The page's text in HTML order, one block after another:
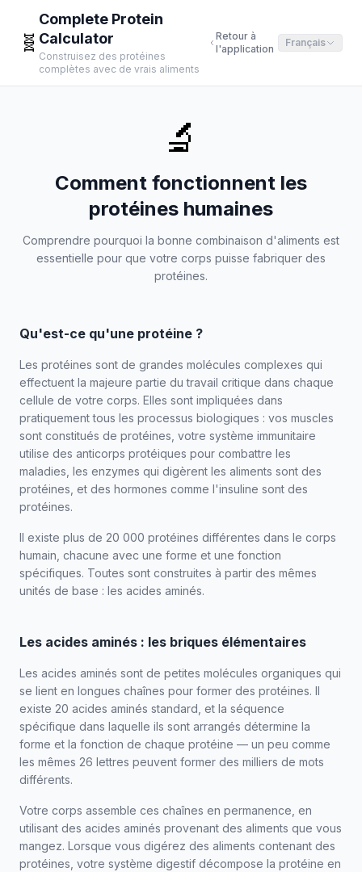
🧬
Complete Protein
Calculator
Construisez des protéines
complètes avec de vrais aliments
Retour à
l'application
Français
🔬
Comment fonctionnent les
protéines humaines
Comprendre pourquoi la bonne combinaison d'aliments est
essentielle pour que votre corps puisse fabriquer des
protéines.
Qu'est-ce qu'une protéine ?
Les protéines sont de grandes molécules complexes qui
effectuent la majeure partie du travail critique dans chaque
cellule de votre corps. Elles sont impliquées dans
pratiquement tous les processus biologiques : vos muscles
sont constitués de protéines, votre système immunitaire
utilise des anticorps protéiques pour combattre les
maladies, les enzymes qui digèrent les aliments sont des
protéines, et des hormones comme l'insuline sont des
protéines.
Il existe plus de 20 000 protéines différentes dans le corps
humain, chacune avec une forme et une fonction
spécifiques. Toutes sont construites à partir des mêmes
unités de base : les acides aminés.
Les acides aminés : les briques élémentaires
Les acides aminés sont de petites molécules organiques qui
se lient en longues chaînes pour former des protéines. Il
existe 20 acides aminés standard, et la séquence
spécifique dans laquelle ils sont arrangés détermine la
forme et la fonction de chaque protéine — un peu comme
les mêmes 26 lettres peuvent former des milliers de mots
différents.
Votre corps assemble ces chaînes en permanence, en
utilisant des acides aminés provenant des aliments que vous
mangez. Lorsque vous digérez des aliments contenant des
protéines, votre système digestif décompose la protéine en